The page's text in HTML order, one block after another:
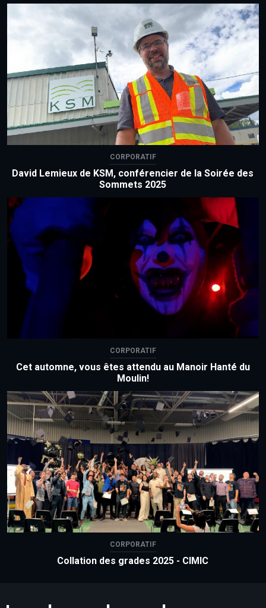
CORPORATIF
David Lemieux de KSM, conférencier de la Soirée des
Sommets 2025
CORPORATIF
Cet automne, vous êtes attendu au Manoir Hanté du
Moulin!
CORPORATIF
Collation des grades 2025 - CIMIC